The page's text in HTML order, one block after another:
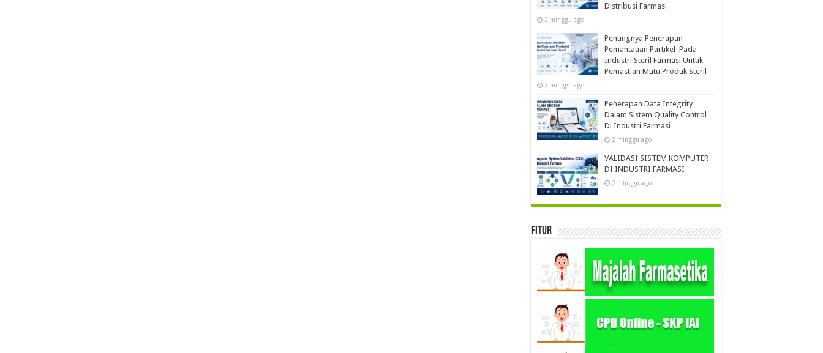
Distribusi Farmasi
2 minggu ago
Pentingnya Penerapan
Pemantauan Partikel Pada
Industri Steril Farmasi Untuk
Pemastian Mutu Produk Steril
2 minggu ago
Penerapan Data Integrity
Dalam Sistem Quality Control
Di Industri Farmasi
2 minggu ago
VALIDASI SISTEM KOMPUTER
DI INDUSTRI FARMASI
2 minggu ago
Fitur